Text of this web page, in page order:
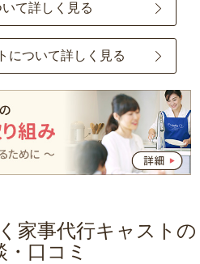
て詳しく見る
について詳しく見る
家事代行キャストの
・口コミ